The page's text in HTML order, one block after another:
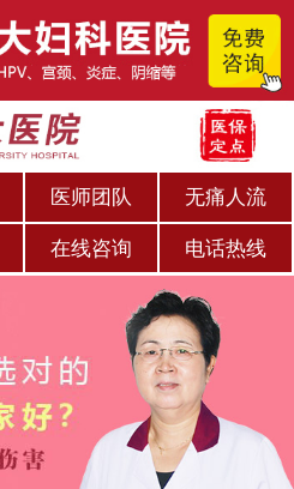
医师团队 无痛人流
在线咨询 电话热线